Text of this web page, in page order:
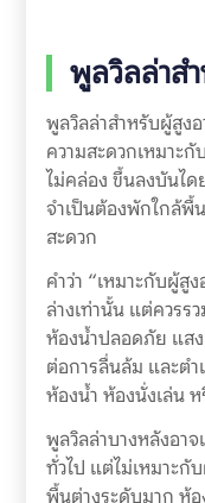
พูลวิลล่าส
พูลวิลล่าสำหรับผู้สูง
ความสะดวกเหมาะ
ไม่คล่อง ขึ้นลงบันได
จำเป็นต้องพักใกล้พื้
สะดวก
คำว่า “เหมาะกับผู้สู
ล่างเท่านั้น แต่ควรร
ห้องน้ำปลอดภัย แสง
ต่อการลื่นล้ม และต
ห้องน้ำ ห้องนั่งเล่น
พูลวิลล่าบางหลังอา
ทั่วไป แต่ไม่เหมาะกั
พื้นต่างระดับมาก ห้